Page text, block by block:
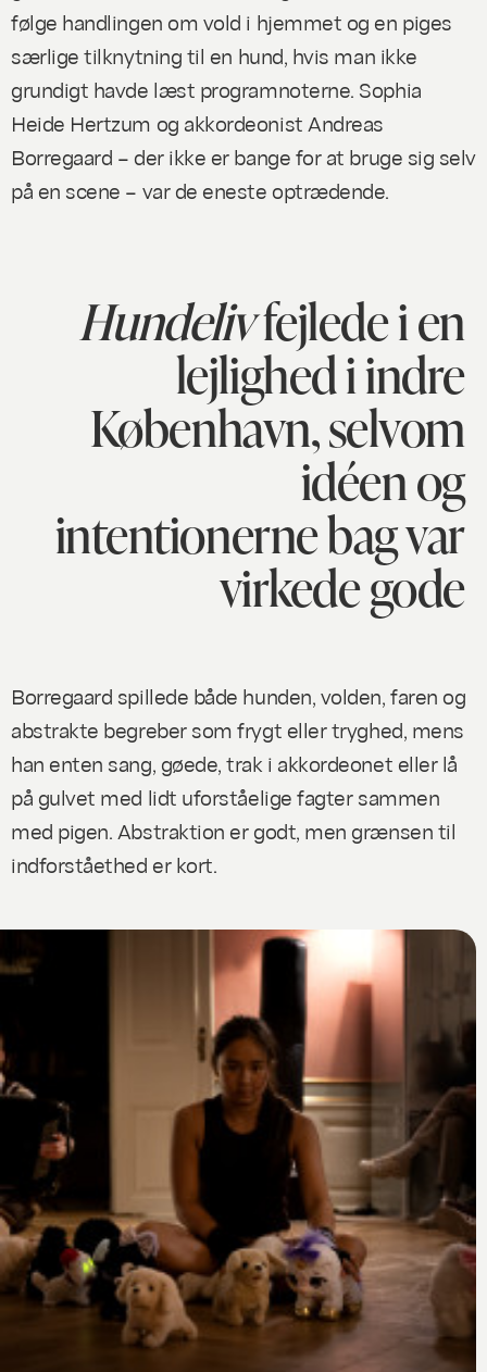
følge handlingen om vold i hjemmet og en piges
særlige tilknytning til en hund, hvis man ikke
grundigt havde læst programnoterne. Sophia
Heide Hertzum og akkordeonist Andreas
Borregaard – der ikke er bange for at bruge sig selv
på en scene – var de eneste optrædende.
Hundelivfejlede i en
lejlighed i indre
København, selvom
idéen og
intentionerne bag var
virkede gode
Borregaard spillede både hunden, volden, faren og
abstrakte begreber som frygt eller tryghed, mens
han enten sang, gøede, trak i akkordeonet eller lå
på gulvet med lidt uforståelige fagter sammen
med pigen. Abstraktion er godt, men grænsen til
indforståethed er kort.